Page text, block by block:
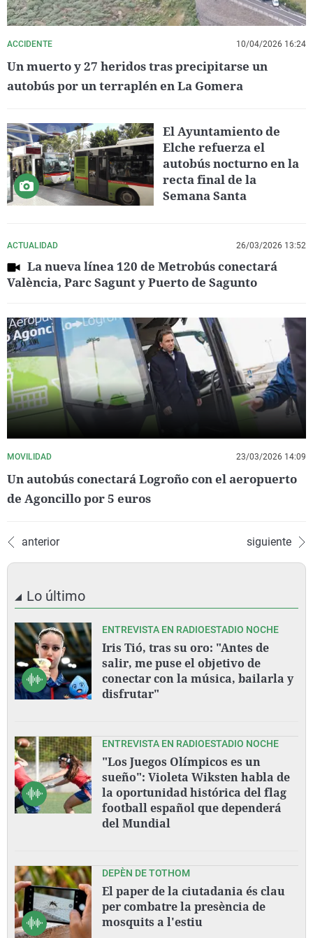
ACCIDENTE 10/04/2026 16:24
Un muerto y 27 heridos tras precipitarse un
autobús por un terraplén en La Gomera
El Ayuntamiento de
Elche refuerza el
autobús nocturno en la
recta final de la
Semana Santa
ACTUALIDAD 26/03/2026 13:52
La nueva línea 120 de Metrobús conectará
València, Parc Sagunt y Puerto de Sagunto
MOVILIDAD 23/03/2026 14:09
Un autobús conectará Logroño con el aeropuerto
de Agoncillo por 5 euros
anterior siguiente
Lo último
ENTREVISTA EN RADIOESTADIO NOCHE
Iris Tió, tras su oro: "Antes de
salir, me puse el objetivo de
conectar con la música, bailarla y
disfrutar"
ENTREVISTA EN RADIOESTADIO NOCHE
"Los Juegos Olímpicos es un
sueño": Violeta Wiksten habla de
la oportunidad histórica del flag
football español que dependerá
del Mundial
DEPÈN DE TOTHOM
El paper de la ciutadania és clau
per combatre la presència de
mosquits a l'estiu